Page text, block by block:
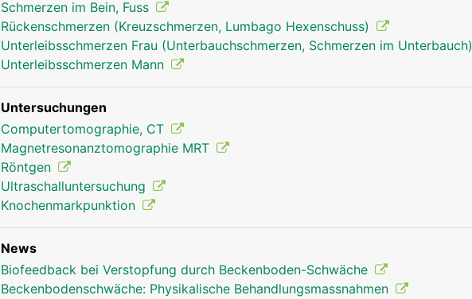
Schmerzen im Bein, Fuss
Rückenschmerzen (Kreuzschmerzen, Lumbago Hexenschuss)
Unterleibsschmerzen Frau (Unterbauchschmerzen, Schmerzen im Unterbauch)
Unterleibsschmerzen Mann
Untersuchungen
Computertomographie, CT
Magnetresonanztomographie MRT
Röntgen
Ultraschalluntersuchung
Knochenmarkpunktion
News
Biofeedback bei Verstopfung durch Beckenboden-Schwäche
Beckenbodenschwäche: Physikalische Behandlungsmassnahmen